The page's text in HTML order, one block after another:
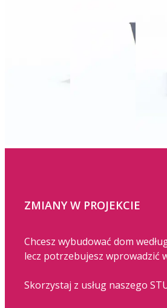
ZMIANY W PROJEKCIE
Chcesz wybudować dom
lecz potrzebujesz wprowadzić
Skorzystaj z usług naszego